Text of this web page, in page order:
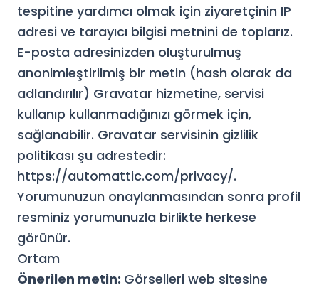
tespitine yardımcı olmak için ziyaretçinin IP
adresi ve tarayıcı bilgisi metnini de toplarız.
E-posta adresinizden oluşturulmuş
anonimleştirilmiş bir metin (hash olarak da
adlandırılır) Gravatar hizmetine, servisi
kullanıp kullanmadığınızı görmek için,
sağlanabilir. Gravatar servisinin gizlilik
politikası şu adrestedir:
https://automattic.com/privacy/.
Yorumunuzun onaylanmasından sonra profil
resminiz yorumunuzla birlikte herkese
görünür.
Ortam
Önerilen metin: Görselleri web sitesine